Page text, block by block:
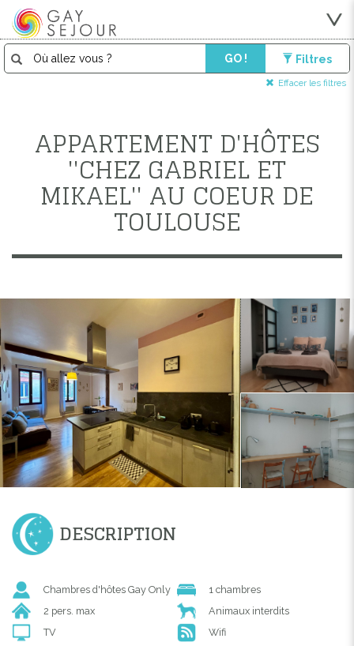
GO ! Filtres
Effacer les filtres
APPARTEMENT D'HÔTES
''CHEZ GABRIEL ET
MIKAEL'' AU COEUR DE
TOULOUSE
DESCRIPTION
Chambres d'hôtes Gay Only
1 chambres
2 pers. max
Animaux interdits
TV
Wifi